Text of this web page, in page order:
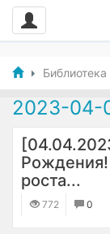
Библиотека
2023-04-
Рождения!
роста...
772 0